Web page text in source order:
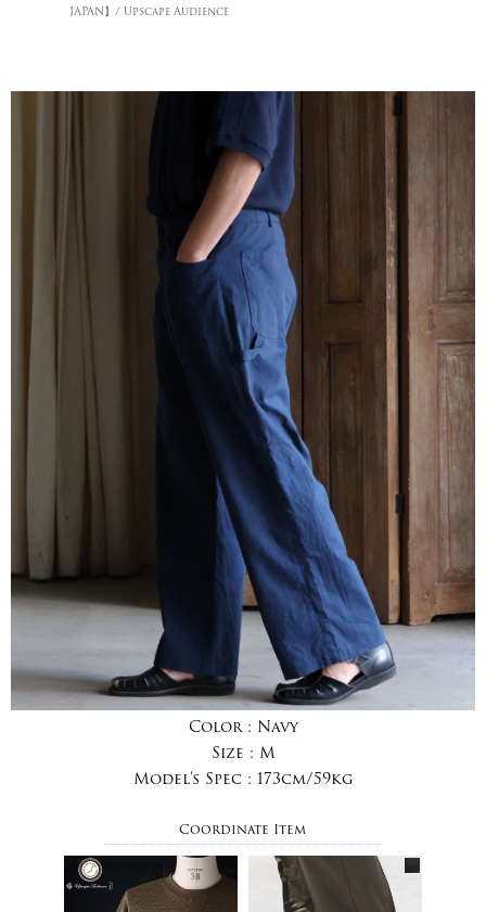
JAPAN】/ Upscape Audience
Color : Navy
Size : M
Model's Spec : 173cm/59kg
Coordinate Item